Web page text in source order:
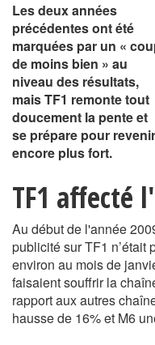
Les deux années
précédentes ont été
marquées par un «
de moins bien » au
niveau des résultats,
mais TF1 remonte tout
doucement la pente et
se prépare pour revenir
encore plus fort.
TF1 affecté
Au début de l'année
publicité sur TF1 n’était
environ au mois de
faisaient souffrir la
rapport aux autres
hausse de 16% et M6